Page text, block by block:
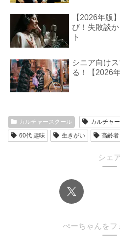
【2026年版
び！失敗談
ト
シニア向け
る！【2026
カルチャースクール カルチャ
60代 趣味
生きがい 高齢者
シェ
ぺーちゃんをフ